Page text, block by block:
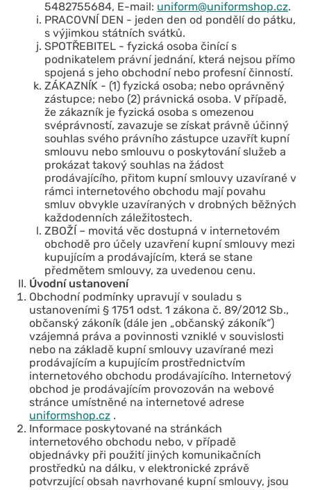
5482755684, E-mail: uniform@uniformshop.cz.
PRACOVNÍ DEN - jeden den od pondělí do pátku,
s výjimkou státních svátků.
SPOTŘEBITEL - fyzická osoba činící s
podnikatelem právní jednání, která nejsou přímo
spojená s jeho obchodní nebo profesní činností.
ZÁKAZNÍK - (1) fyzická osoba; nebo oprávněný
zástupce; nebo (2) právnická osoba. V případě,
že zákazník je fyzická osoba s omezenou
svéprávností, zavazuje se získat právně účinný
souhlas svého právního zástupce uzavřít kupní
smlouvu nebo smlouvu o poskytování služeb a
prokázat takový souhlas na žádost
prodávajícího, přitom kupní smlouvy uzavírané v
rámci internetového obchodu mají povahu
smluv obvykle uzavíraných v drobných běžných
každodenních záležitostech.
ZBOŽÍ – movitá věc dostupná v internetovém
obchodě pro účely uzavření kupní smlouvy mezi
kupujícím a prodávajícím, která se stane
předmětem smlouvy, za uvedenou cenu.
Úvodní ustanovení
Obchodní podmínky upravují v souladu s
ustanoveními § 1751 odst. 1 zákona č. 89/2012 Sb.,
občanský zákoník (dále jen „občanský zákoník“)
vzájemná práva a povinnosti vzniklé v souvislosti
nebo na základě kupní smlouvy uzavírané mezi
prodávajícím a kupujícím prostřednictvím
internetového obchodu prodávajícího. Internetový
obchod je prodávajícím provozován na webové
stránce umístněné na internetové adrese
uniformshop.cz .
Informace poskytované na stránkách
internetového obchodu nebo, v případě
objednávky při použití jiných komunikačních
prostředků na dálku, v elektronické zprávě
potvrzující obsah navrhované kupní smlouvy, jsou